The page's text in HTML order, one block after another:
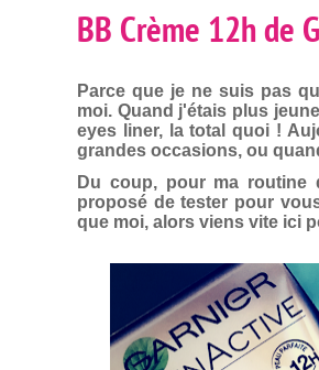
BB Crème 12h de
Parce que je ne suis pas
moi. Quand j'étais plus
eyes liner, la total quoi !
grandes occasions, ou
Du coup, pour ma routine
proposé de tester pour
que moi, alors viens vite ici